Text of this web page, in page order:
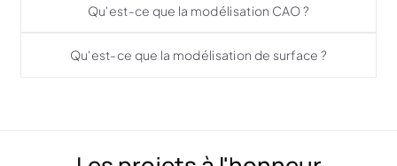
Qu'est-ce que la modélisation CAO ?
Qu'est-ce que la modélisation de surface ?